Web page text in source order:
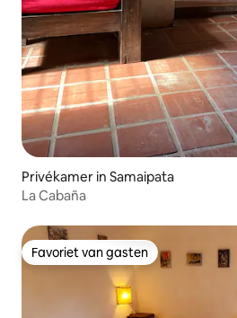
Privékamer in Samaipata
La Cabaña
Favoriet van gasten
Favoriet van gasten